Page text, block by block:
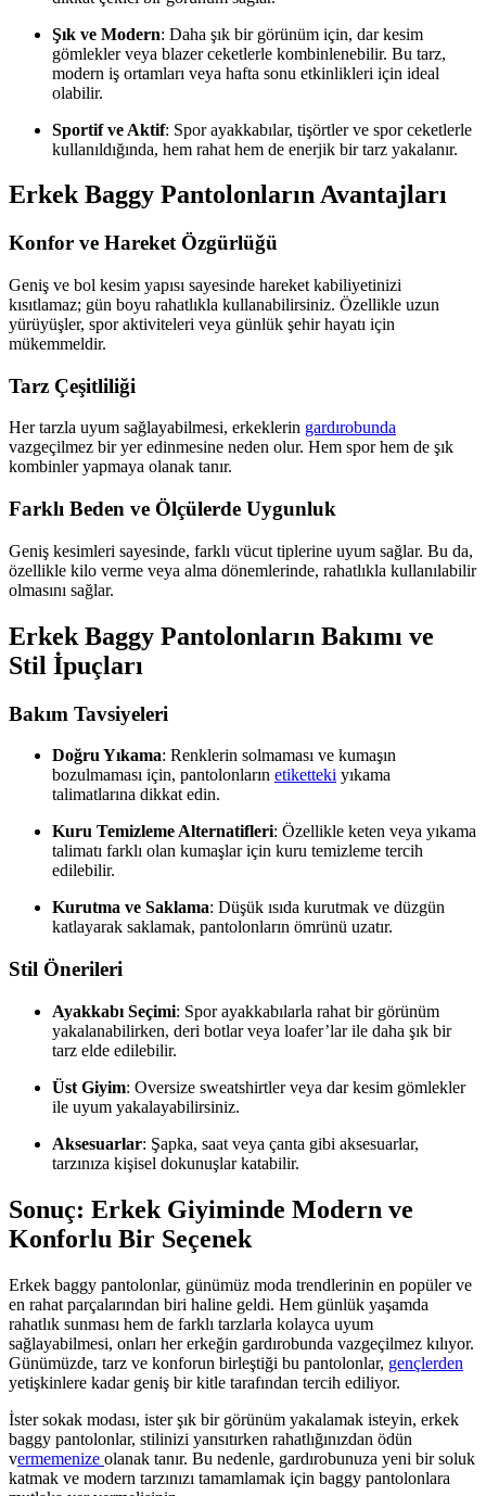
Şık ve Modern: Daha şık bir görünüm için, dar kesim
gömlekler veya blazer ceketlerle kombinlenebilir. Bu tarz,
modern iş ortamları veya hafta sonu etkinlikleri için ideal
olabilir.
Sportif ve Aktif: Spor ayakkabılar, tişörtler ve spor ceketlerle
kullanıldığında, hem rahat hem de enerjik bir tarz yakalanır.
Erkek Baggy Pantolonların Avantajları
Konfor ve Hareket Özgürlüğü
Geniş ve bol kesim yapısı sayesinde hareket kabiliyetinizi
kısıtlamaz; gün boyu rahatlıkla kullanabilirsiniz. Özellikle uzun
yürüyüşler, spor aktiviteleri veya günlük şehir hayatı için
mükemmeldir.
Tarz Çeşitliliği
Her tarzla uyum sağlayabilmesi, erkeklerin gardırobunda
vazgeçilmez bir yer edinmesine neden olur. Hem spor hem de şık
kombinler yapmaya olanak tanır.
Farklı Beden ve Ölçülerde Uygunluk
Geniş kesimleri sayesinde, farklı vücut tiplerine uyum sağlar. Bu da,
özellikle kilo verme veya alma dönemlerinde, rahatlıkla kullanılabilir
olmasını sağlar.
Erkek Baggy Pantolonların Bakımı ve
Stil İpuçları
Bakım Tavsiyeleri
Doğru Yıkama: Renklerin solmaması ve kumaşın
bozulmaması için, pantolonların etiketteki yıkama
talimatlarına dikkat edin.
Kuru Temizleme Alternatifleri: Özellikle keten veya yıkama
talimatı farklı olan kumaşlar için kuru temizleme tercih
edilebilir.
Kurutma ve Saklama: Düşük ısıda kurutmak ve düzgün
katlayarak saklamak, pantolonların ömrünü uzatır.
Stil Önerileri
Ayakkabı Seçimi: Spor ayakkabılarla rahat bir görünüm
yakalanabilirken, deri botlar veya loafer’lar ile daha şık bir
tarz elde edilebilir.
Üst Giyim: Oversize sweatshirtler veya dar kesim gömlekler
ile uyum yakalayabilirsiniz.
Aksesuarlar: Şapka, saat veya çanta gibi aksesuarlar,
tarzınıza kişisel dokunuşlar katabilir.
Sonuç: Erkek Giyiminde Modern ve
Konforlu Bir Seçenek
Erkek baggy pantolonlar, günümüz moda trendlerinin en popüler ve
en rahat parçalarından biri haline geldi. Hem günlük yaşamda
rahatlık sunması hem de farklı tarzlarla kolayca uyum
sağlayabilmesi, onları her erkeğin gardırobunda vazgeçilmez kılıyor.
Günümüzde, tarz ve konforun birleştiği bu pantolonlar, gençlerden
yetişkinlere kadar geniş bir kitle tarafından tercih ediliyor.
İster sokak modası, ister şık bir görünüm yakalamak isteyin, erkek
baggy pantolonlar, stilinizi yansıtırken rahatlığınızdan ödün
vermemenize olanak tanır. Bu nedenle, gardırobunuza yeni bir soluk
katmak ve modern tarzınızı tamamlamak için baggy pantolonlara